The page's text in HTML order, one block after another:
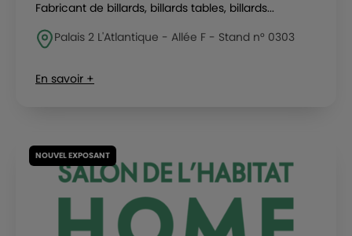
Fabricant de billards, billards tables, billards...
Palais 2 L'Atlantique - Allée F - Stand n° 0303
En savoir +
NOUVEL EXPOSANT